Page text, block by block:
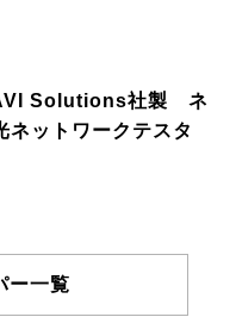
Solutions社製 ネ
ネットワークテスタ
ー一覧